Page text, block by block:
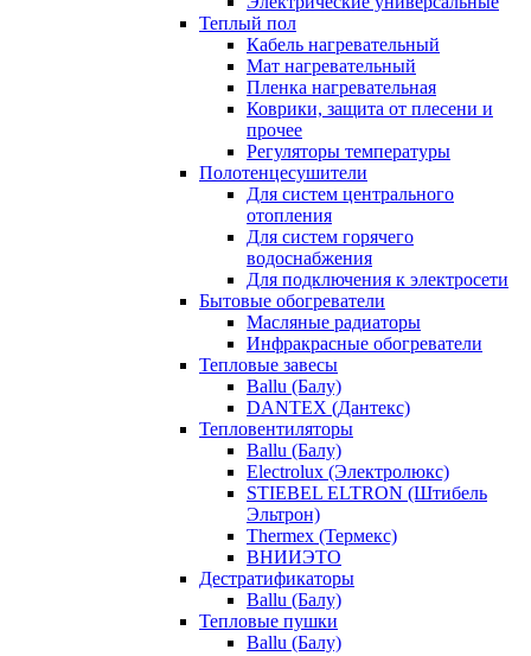
Теплый пол
Кабель нагревательный
Мат нагревательный
Пленка нагревательная
Коврики, защита от плесени и
прочее
Регуляторы температуры
Полотенцесушители
Для систем центрального
отопления
Для систем горячего
водоснабжения
Для подключения к электросети
Бытовые обогреватели
Масляные радиаторы
Инфракрасные обогреватели
Тепловые завесы
Ballu (Балу)
DANTEX (Дантекс)
Тепловентиляторы
Ballu (Балу)
Electrolux (Электролюкс)
STIEBEL ELTRON (Штибель
Эльтрон)
Thermex (Термекс)
ВНИИЭТО
Дестратификаторы
Ballu (Балу)
Тепловые пушки
Ballu (Балу)